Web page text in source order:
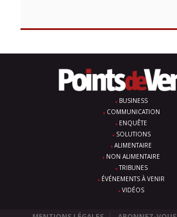
BUSINESS
COMMUNICATION
ENQUÊTE
SOLUTIONS
ALIMENTAIRE
NON ALIMENTAIRE
TRIBUNES
ÉVÉNEMENTS À VENIR
VIDÉOS